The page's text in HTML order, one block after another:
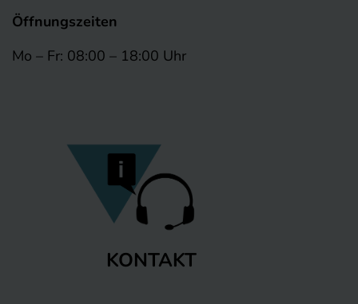
Öffnungszeiten
Mo – Fr: 08:00 – 18:00 Uhr
KONTAKT